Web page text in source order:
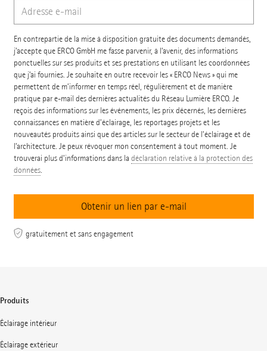
En contrepartie de la mise à disposition gratuite des documents demandés,
j’accepte que ERCO GmbH me fasse parvenir, à l’avenir, des informations
ponctuelles sur ses produits et ses prestations en utilisant les coordonnées
que j’ai fournies. Je souhaite en outre recevoir les « ERCO News » qui me
permettent de m’informer en temps réel, régulièrement et de manière
pratique par e-mail des dernières actualités du Réseau Lumière ERCO. Je
reçois des informations sur les événements, les prix décernés, les dernières
connaissances en matière d’éclairage, les reportages projets et les
nouveautés produits ainsi que des articles sur le secteur de l’éclairage et de
l’architecture. Je peux révoquer mon consentement à tout moment. Je
trouverai plus d’informations dans la déclaration relative à la protection des
données.
gratuitement et sans engagement
Produits
Éclairage intérieur
Éclairage extérieur